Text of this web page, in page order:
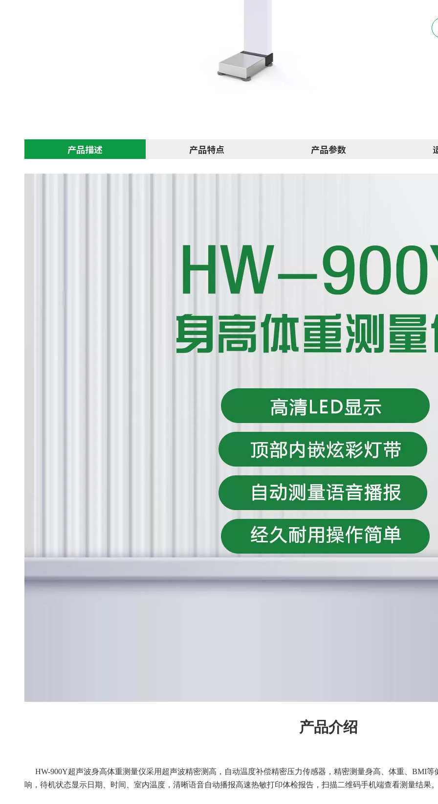
产品描述 产品特点 产品参数
产品介绍
HW-900Y超声波身高体重测量仪采用超声波精密测高，自动温度补偿精密压力传感器，精密测量身高、体重、BMI
响，待机状态显示日期、时间、室内温度，清晰语音自动播报高速热敏打印体检报告，扫描二维码手机端查看测量结果。